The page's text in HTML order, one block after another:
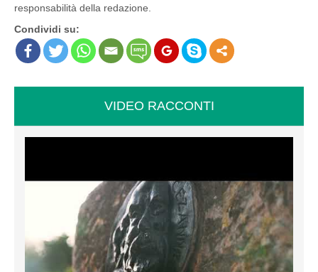
responsabilità della redazione.
Condividi su:
VIDEO RACCONTI